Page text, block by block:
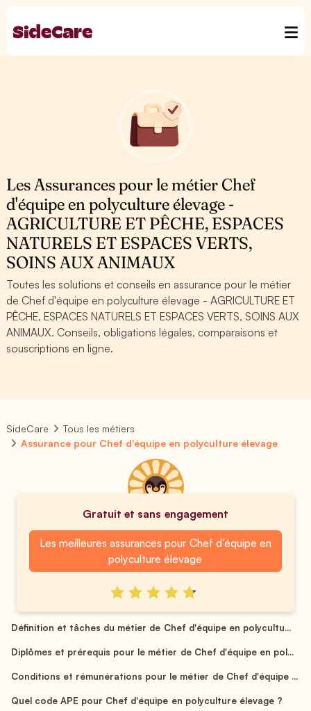
Les Assurances pour le métier Chef
d'équipe en polyculture élevage -
AGRICULTURE ET PÊCHE, ESPACES
NATURELS ET ESPACES VERTS,
SOINS AUX ANIMAUX
Toutes les solutions et conseils en assurance pour le métier
de Chef d'équipe en polyculture élevage - AGRICULTURE ET
PÊCHE, ESPACES NATURELS ET ESPACES VERTS, SOINS AUX
ANIMAUX. Conseils, obligations légales, comparaisons et
souscriptions en ligne.
SideCare
Tous les métiers
Assurance pour Chef d'équipe en polyculture élevage
Gratuit et sans engagement
Les meilleures assurances pour Chef d'équipe en
polyculture élevage
Définition et tâches du métier de Chef d'équipe en polycultu...
Diplômes et prérequis pour le métier de Chef d'équipe en pol...
Conditions et rémunérations pour le métier de Chef d'équipe ...
Quel code APE pour Chef d'équipe en polyculture élevage ?